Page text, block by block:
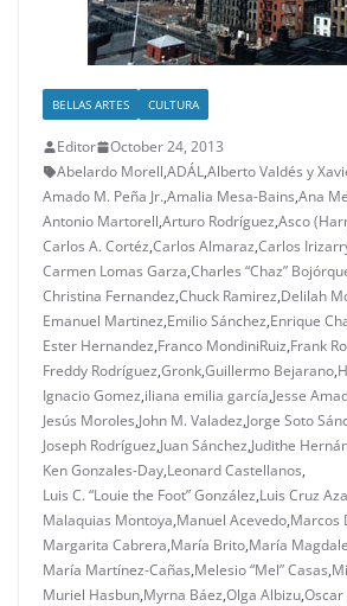
BELLAS ARTES CULTURA
Editor
October 24, 2013
Abelardo Morell,ADÁL,Alberto Valdés y
Amado M. Peña Jr.,Amalia Mesa-Bains,Ana
Antonio Martorell,Arturo Rodríguez,Asco
Carlos A. Cortéz,Carlos Almaraz,Carlos
Carmen Lomas Garza,Charles “Chaz”
Christina Fernandez,Chuck Ramirez,Delilah
Emanuel Martinez,Emilio Sánchez,Enrique
Ester Hernandez,Franco MondiniRuiz,Frank
Freddy Rodríguez,Gronk,Guillermo Bejarano,
Ignacio Gomez,iliana emilia garcía,Jesse
Jesús Moroles,John M. Valadez,Jorge Soto
Joseph Rodríguez,Juan Sánchez,Judithe
Ken Gonzales-Day,Leonard Castellanos,
Luis C. “Louie the Foot” González,Luis Cruz
Malaquias Montoya,Manuel Acevedo,Marcos
Margarita Cabrera,María Brito,María
María Martínez-Cañas,Melesio “Mel” Casas,
Muriel Hasbun,Myrna Báez,Olga Albizu,Oscar